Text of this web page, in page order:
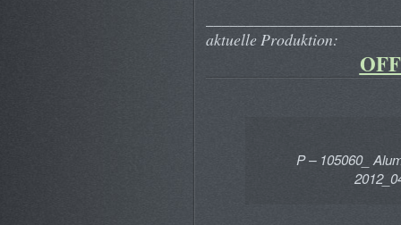
aktuelle Produktion:
P – 105060_